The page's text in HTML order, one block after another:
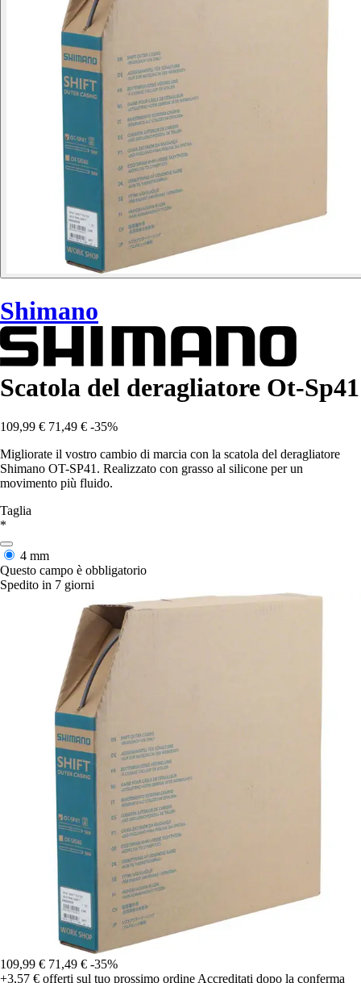
Shimano
Scatola del deragliatore Ot-Sp41
109,99 € 71,49 € -35%
Migliorate il vostro cambio di marcia con la scatola del deragliatore
Shimano OT-SP41. Realizzato con grasso al silicone per un
movimento più fluido.
Taglia
*
4 mm
Questo campo è obbligatorio
Spedito in 7 giorni
109,99 € 71,49 € -35%
+3,57 € offerti sul tuo prossimo ordine Accreditati dopo la conferma